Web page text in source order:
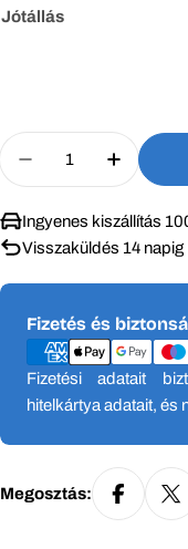
Jótállás
Mennyiség
Mennyiség
Ingyenes kiszállítás
Visszaküldés 14 napig
Fizetés és
Fizetési
módok
Fizetési adatait
hitelkártya adatait, és
Megosztás: